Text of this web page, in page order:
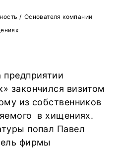
/ Основателя компании
закончился визитом
из собственников
в хищениях.
попал Павел
фирмы